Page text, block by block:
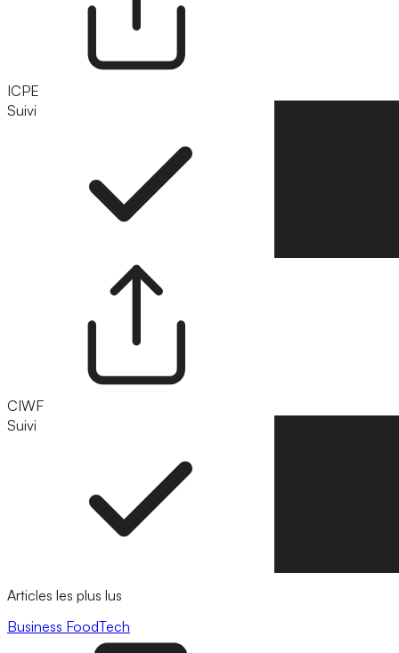
ICPE
Suivi
CIWF
Suivi
Articles les plus lus
Business FoodTech